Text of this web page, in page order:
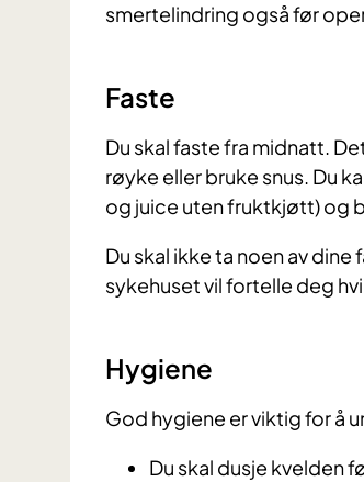
smertelindring også før
Faste
Du skal faste fra midnatt.
røyke eller bruke snus. Du
og juice uten fruktkjøtt) og
Du skal ikke ta noen av
sykehuset vil fortelle deg
Hygiene
God hygiene er viktig for å
Du skal dusje kvelden